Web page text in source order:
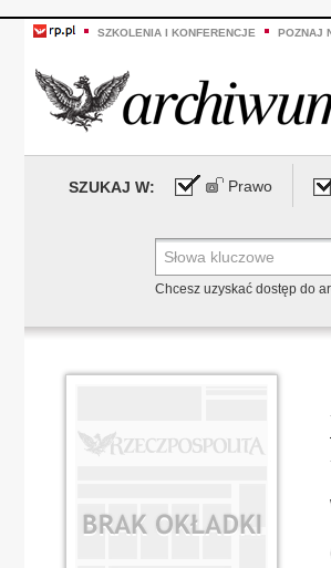
SZKOLENIA I KONFERENCJE POZNAJ
SZUKAJ W: Prawo
Chcesz uzyskać dostęp do